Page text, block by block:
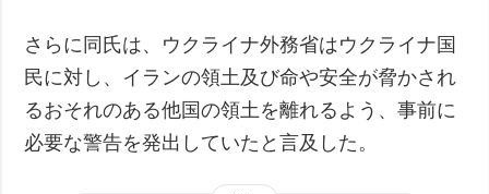
さらに同氏は、ウクライナ外務省はウクライナ国
民に対し、イランの領土及び命や安全が脅かされ
るおそれのある他国の領土を離れるよう、事前に
必要な警告を発出していたと言及した。